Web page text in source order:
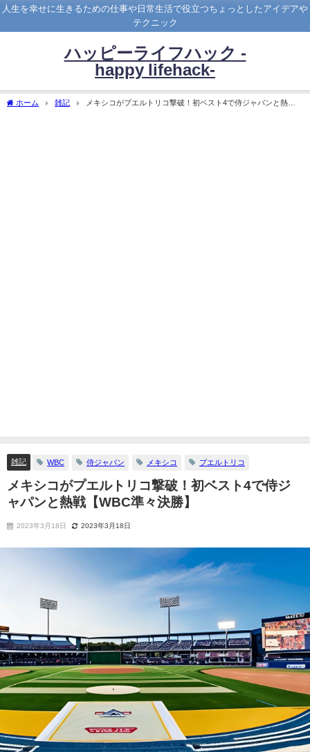
人生を幸せに生きるための仕事や日常生活で役立つちょっとしたアイデアや
テクニック
ハッピーライフハック -
happy lifehack-
ホーム 雑記
メキシコがプエルトリコ撃破！初ベスト4で侍ジャパンと熱戦
雑記 WBC 侍ジャパン メキシコ プエルトリコ
メキシコがプエルトリコ撃破！初ベスト4で侍ジ
ャパンと熱戦【WBC準々決勝】
2023年3月18日 2023年3月18日